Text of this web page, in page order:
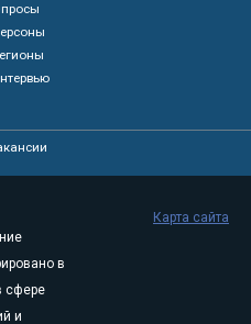
в
сфере
и
Карта сайта